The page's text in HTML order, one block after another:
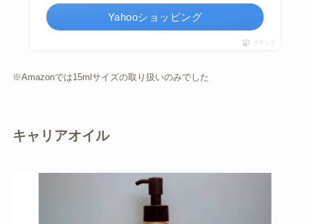
Yahooショッピング
ポチップ
※Amazonでは15mlサイズの取り扱いのみでした
キャリアオイル